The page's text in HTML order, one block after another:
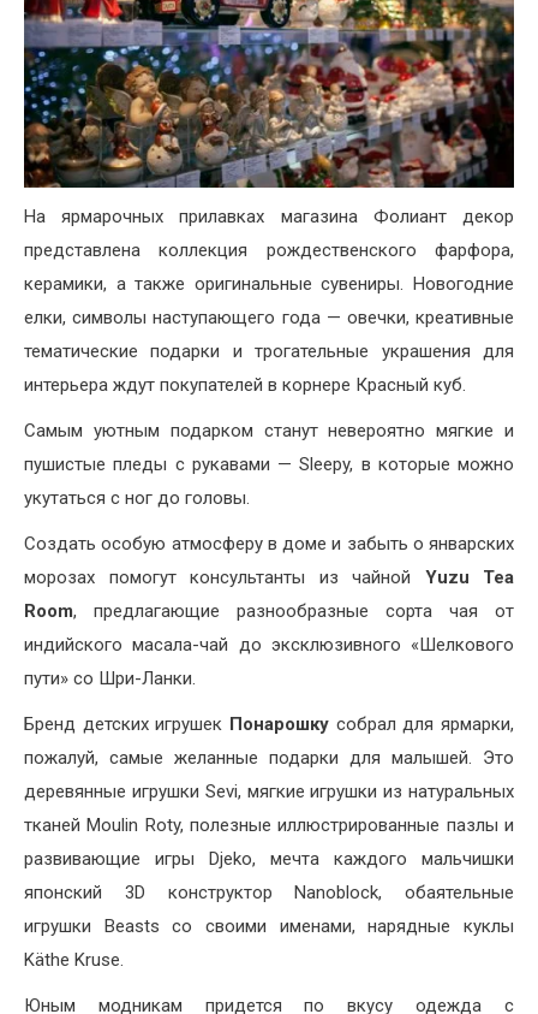
На ярмарочных прилавках магазина Фолиант декор
представлена коллекция рождественского фарфора,
керамики, а также оригинальные сувениры. Новогодние
елки, символы наступающего года — овечки, креативные
тематические подарки и трогательные украшения для
интерьера ждут покупателей в корнере Красный куб.
Самым уютным подарком станут невероятно мягкие и
пушистые пледы с рукавами — Sleepy, в которые можно
укутаться с ног до головы.
Создать особую атмосферу в доме и забыть о январских
морозах помогут консультанты из чайной Yuzu Tea
Room, предлагающие разнообразные сорта чая от
индийского масала-чай до эксклюзивного «Шелкового
пути» со Шри-Ланки.
Бренд детских игрушек Понарошку собрал для ярмарки,
пожалуй, самые желанные подарки для малышей. Это
деревянные игрушки Sevi, мягкие игрушки из натуральных
тканей Moulin Roty, полезные иллюстрированные пазлы и
развивающие игры Djeko, мечта каждого мальчишки
японский 3D конструктор Nanoblock, обаятельные
игрушки Beasts со своими именами, нарядные куклы
Käthe Kruse.
Юным модникам придется по вкусу одежда с